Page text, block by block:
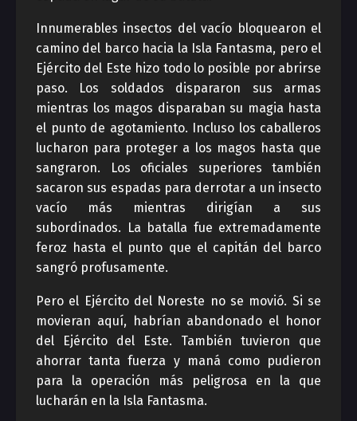
Innumerables insectos del vacío bloquearon el
camino del barco hacia la Isla Fantasma, pero el
Ejército del Este hizo todo lo posible por abrirse
paso. Los soldados dispararon sus armas
mientras los magos disparaban su magia hasta
el punto de agotamiento. Incluso los caballeros
lucharon para proteger a los magos hasta que
sangraron. Los oficiales superiores también
sacaron sus espadas para derrotar a un insecto
vacío más mientras dirigían a sus
subordinados. La batalla fue extremadamente
feroz hasta el punto que el capitán del barco
sangró profusamente.
Pero el Ejército del Noreste no se movió. Si se
movieran aquí, habrían abandonado el honor
del Ejército del Este. También tuvieron que
ahorrar tanta fuerza y ​​maná como pudieron
para la operación más peligrosa en la que
lucharán en la Isla Fantasma.